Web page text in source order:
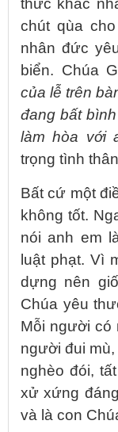
thức khác
chút qùa
nhân đức
biển. Chúa
của lễ trên
đang bất
làm hòa với
trọng tình
Bất cứ một
không tốt.
nói anh em
luật phạt. Vì
dựng nên
Chúa yêu
Mỗi người có
người đui
nghèo đói,
xử xứng
và là con